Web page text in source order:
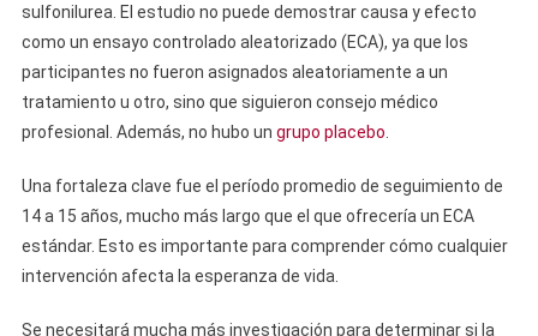
sulfonilurea. El estudio no puede demostrar causa y efecto
como un ensayo controlado aleatorizado (ECA), ya que los
participantes no fueron asignados aleatoriamente a un
tratamiento u otro, sino que siguieron consejo médico
profesional. Además, no hubo un grupo placebo
Una fortaleza clave fue el período promedio de seguimiento de
14 a 15 años, mucho más largo que el que ofrecería un ECA
estándar. Esto es importante para comprender cómo cualquier
intervención afecta la esperanza de vida.
Se necesitará mucha más investigación para determinar si la